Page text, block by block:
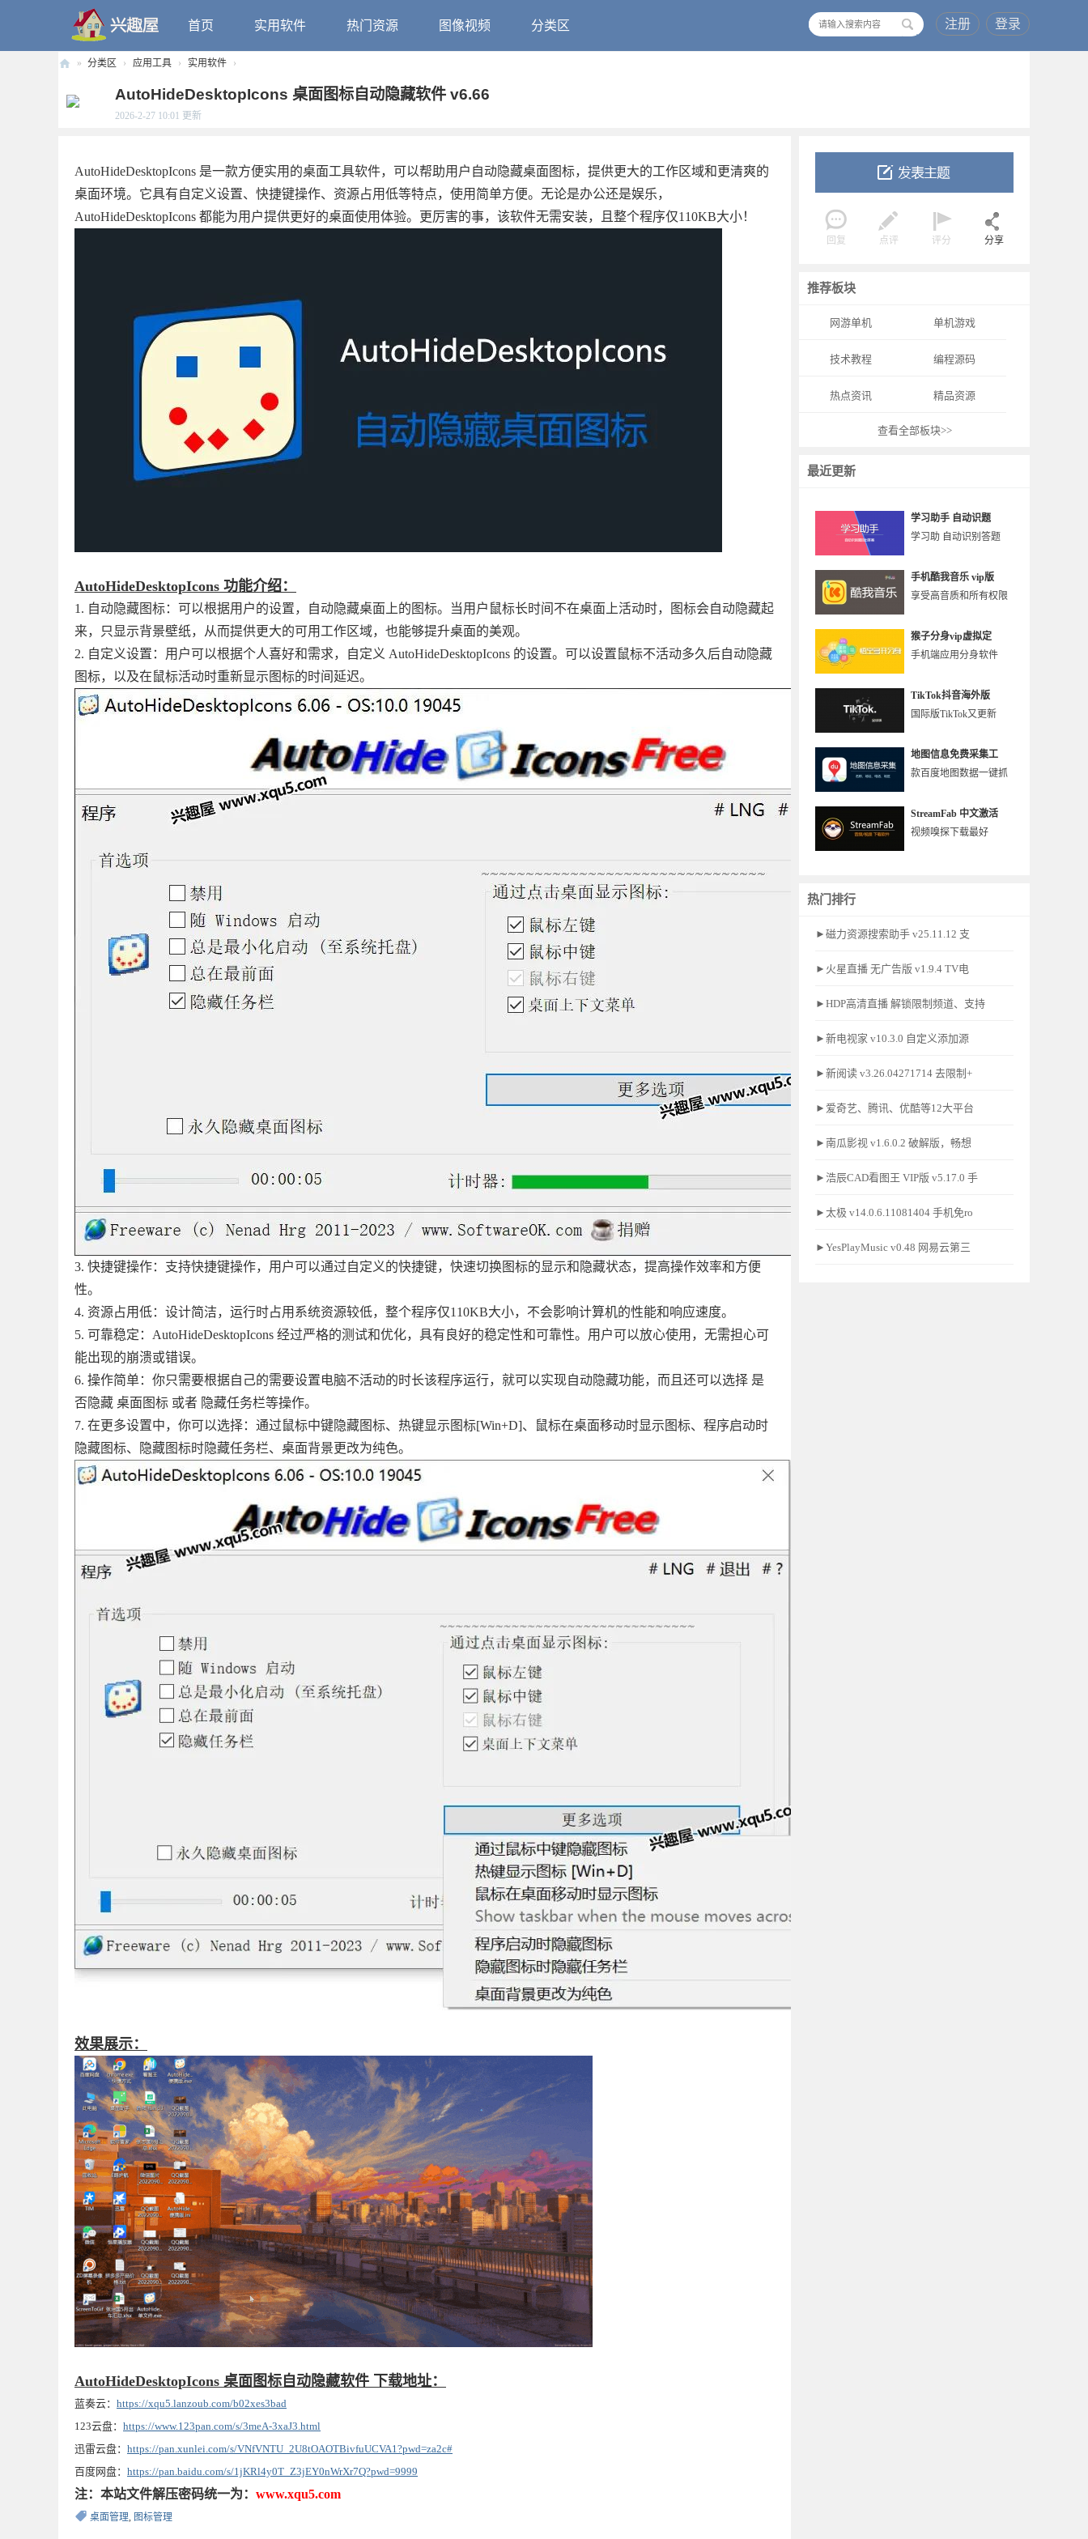
首页 实用软件 热门资源 图像视频 分类区 注册 登录
趣
» 分类区 › 应用工具 › 实用软件 ›
AutoHideDesktopIcons 桌面图标自动隐藏软件 v6.66
2026-2-27 10:01 更新
回复 点评 评分 分享
推荐板块
网游单机 单机游戏
技术教程 编程源码
热点资讯 精品资源
查看全部板块>>
最近更新
学习助手 自动识题
学习助 自动识别答题
手机酷我音乐 vip版
享受高音质和所有权限
猴子分身vip虚拟定
手机端应用分身软件
TikTok抖音海外版
国际版TikTok又更新
地图信息免费采集工
款百度地图数据一键抓
StreamFab 中文激活
视频嗅探下载最好
热门排行
►磁力资源搜索助手 v25.11.12 支
►火星直播 无广告版 v1.9.4 TV电
►HDP高清直播 解锁限制频道、支持
►新电视家 v10.3.0 自定义添加源
►新阅读 v3.26.04271714 去限制+
►爱奇艺、腾讯、优酷等12大平台
►南瓜影视 v1.6.0.2 破解版，畅想
►浩辰CAD看图王 VIP版 v5.17.0 手
►太极 v14.0.6.11081404 手机免ro
►YesPlayMusic v0.48 网易云第三
AutoHideDesktopIcons 是一款方便实用的桌面工具软件，可以帮助用户自动隐藏桌面图标，提供更大的工作区域和更清爽的
桌面环境。它具有自定义设置、快捷键操作、资源占用低等特点，使用简单方便。无论是办公还是娱乐，
AutoHideDesktopIcons 都能为用户提供更好的桌面使用体验。更厉害的事，该软件无需安装，且整个程序仅110KB大小！
AutoHideDesktopIcons 功能介绍：
1. 自动隐藏图标：可以根据用户的设置，自动隐藏桌面上的图标。当用户鼠标长时间不在桌面上活动时，图标会自动隐藏起
来，只显示背景壁纸，从而提供更大的可用工作区域，也能够提升桌面的美观。
2. 自定义设置：用户可以根据个人喜好和需求，自定义 AutoHideDesktopIcons 的设置。可以设置鼠标不活动多久后自动隐藏
图标，以及在鼠标活动时重新显示图标的时间延迟。
3. 快捷键操作：支持快捷键操作，用户可以通过自定义的快捷键，快速切换图标的显示和隐藏状态，提高操作效率和方便
性。
4. 资源占用低：设计简洁，运行时占用系统资源较低，整个程序仅110KB大小，不会影响计算机的性能和响应速度。
5. 可靠稳定：AutoHideDesktopIcons 经过严格的测试和优化，具有良好的稳定性和可靠性。用户可以放心使用，无需担心可
能出现的崩溃或错误。
6. 操作简单：你只需要根据自己的需要设置电脑不活动的时长该程序运行，就可以实现自动隐藏功能，而且还可以选择 是
否隐藏 桌面图标 或者 隐藏任务栏等操作。
7. 在更多设置中，你可以选择：通过鼠标中键隐藏图标、热键显示图标[Win+D]、鼠标在桌面移动时显示图标、程序启动时
隐藏图标、隐藏图标时隐藏任务栏、桌面背景更改为纯色。
效果展示：
AutoHideDesktopIcons 桌面图标自动隐藏软件 下载地址：
蓝奏云： https://xqu5.lanzoub.com/b02xes3bad
123云盘： https://www.123pan.com/s/3meA-3xaJ3.html
迅雷云盘： https://pan.xunlei.com/s/VNfVNTU_2U8tOAOTBivfuUCVA1?pwd=za2c#
百度网盘： https://pan.baidu.com/s/1jKRl4y0T_Z3jEY0nWrXr7Q?pwd=9999
注：本站文件解压密码统一为： www.xqu5.com
桌面管理, 图标管理